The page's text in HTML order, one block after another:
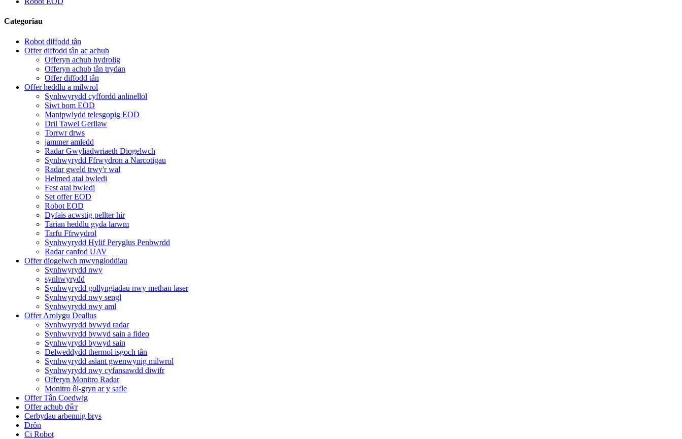
Categorïau
Robot diffodd tân
Offer diffodd tân ac achub
Offeryn achub hydrolig
Offeryn achub tân trydan
Offer diffodd tân
Offer heddlu a milwrol
Synhwyrydd cyffordd anlinellol
Siwt bom EOD
Manipwlydd telesgopig EOD
Dril Tawel Gerllaw
Torrwr drws
jammer amledd
Radar Gwyliadwriaeth Diogelwch
Synhwyrydd Ffrwydron a Narcotigau
Radar gweld trwy'r wal
Helmed atal bwledi
Fest atal bwledi
Set offer EOD
Robot EOD
Dyfais acwstig pellter hir
Tarian heddlu gyda larwm
Tarfu Ffrwydrol
Synhwyrydd Hylif Peryglus Penbwrdd
Radar canfod UAV
Offer diogelwch mwyngloddiau
Synhwyrydd nwy
synhwyrydd
Synhwyrydd gollyngiadau nwy methan laser
Synhwyrydd nwy sengl
Synhwyrydd nwy aml
Offer Arolygu Deallus
Synhwyrydd bywyd radar
Synhwyrydd bywyd sain a fideo
Synhwyrydd bywyd sain
Delweddydd thermol isgoch tân
Synhwyrydd asiant gwenwynig milwrol
Synhwyrydd nwy cyfansawdd diwifr
Offeryn Monitro Radar
Monitro ôl-gryn ar y safle
Offer Tân Coedwig
Offer achub dŵr
Cerbydau arbennig brys
Drôn
Ci Robot